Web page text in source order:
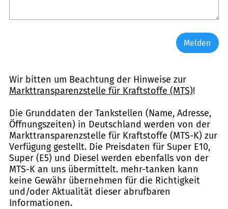
Melden
Wir bitten um Beachtung der Hinweise zur
Markttransparenzstelle für Kraftstoffe (MTS)!
Die Grunddaten der Tankstellen (Name, Adresse,
Öffnungszeiten) in Deutschland werden von der
Markttransparenzstelle für Kraftstoffe (MTS-K) zur
Verfügung gestellt. Die Preisdaten für Super E10,
Super (E5) und Diesel werden ebenfalls von der
MTS-K an uns übermittelt. mehr-tanken kann
keine Gewähr übernehmen für die Richtigkeit
und/oder Aktualität dieser abrufbaren
Informationen.